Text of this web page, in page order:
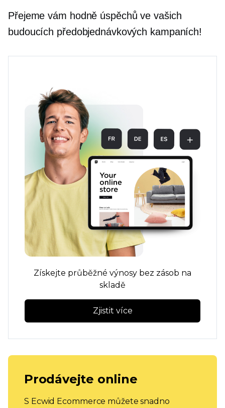
Přejeme vám hodně úspěchů ve vašich
budoucích předobjednávkových kampaních!
Získejte průběžné výnosy bez zásob na
skladě
Zjistit více
Prodávejte online
S Ecwid Ecommerce můžete snadno